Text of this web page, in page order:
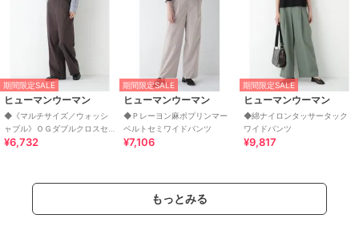
期間限定SALE
ヒューマンウーマン
◆《マルチサイズ／ウォッシ
ャブル》ＯＧダブルクロスセ
ミワイドパンツ
¥6,732
期間限定SALE
ヒューマンウーマン
◆Ｐレーヨン麻ポプリンマー
ベルトセミワイドパンツ
¥7,106
期間限定SALE
ヒューマンウーマン
◆綿ナイロンタッサータック
ワイドパンツ
¥9,817
もっとみる